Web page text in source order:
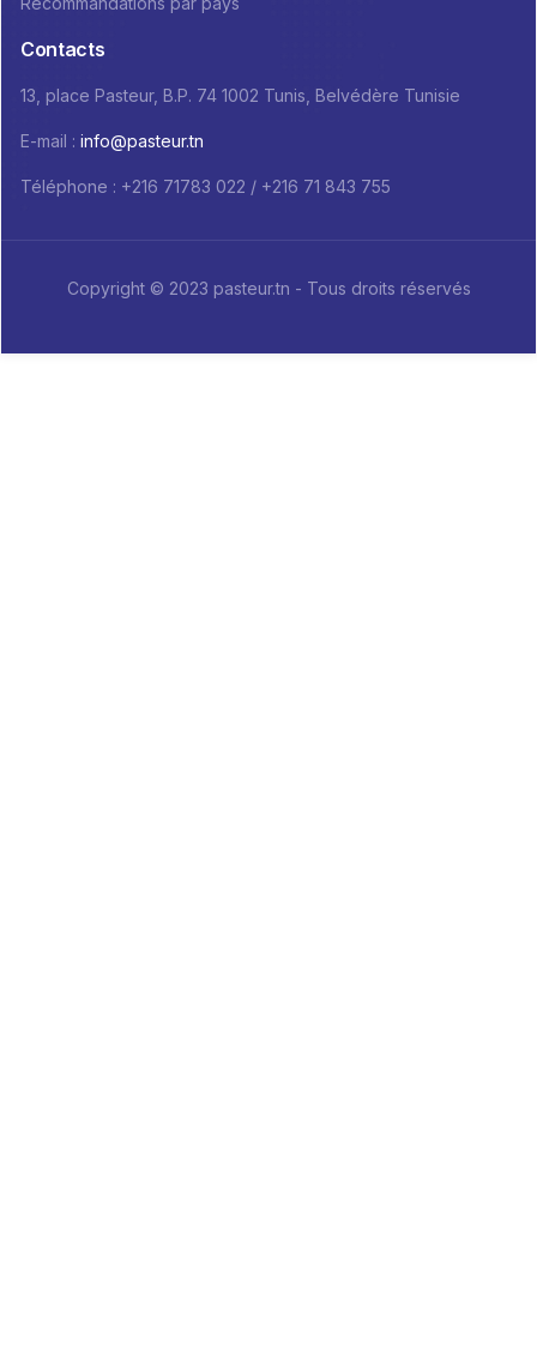
Contacts
13, place Pasteur, B.P. 74 1002 Tunis, Belvédère Tunisie
E-mail : info@pasteur.tn
Téléphone : +216 71783 022 / +216 71 843 755
Copyright © 2023 pasteur.tn - Tous droits réservés